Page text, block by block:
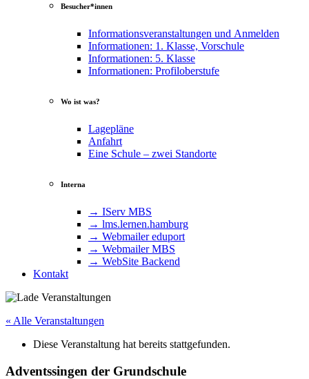
Besucher*innen
Informationsveranstaltungen und Anmelden
Informationen: 1. Klasse, Vorschule
Informationen: 5. Klasse
Informationen: Profiloberstufe
Wo ist was?
Lagepläne
Anfahrt
Eine Schule – zwei Standorte
Interna
→ IServ MBS
→ lms​.ler​nen​.ham​burg
→ Webmailer eduport
→ Webmailer MBS
→ WebSite Backend
Kontakt
« Alle Veranstaltungen
Diese Veranstaltung hat bereits stattgefunden.
Adventssingen der Grundschule